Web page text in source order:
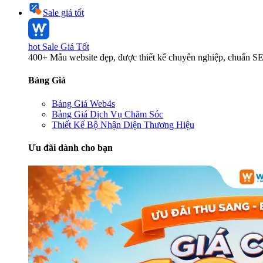
Sale giá tốt
hot Sale Giá Tốt
400+ Mẫu website đẹp, được thiết kế chuyên nghiệp, chuẩn
Bảng Giá
Bảng Giá Web4s
Bảng Giá Dịch Vụ Chăm Sóc
Thiết Kế Bộ Nhận Diện Thương Hiệu
Ưu đãi dành cho bạn